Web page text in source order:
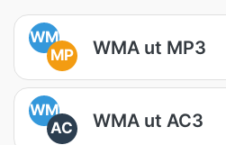
WM
MP
WMA ut MP3
WM
AC
WMA ut AC3